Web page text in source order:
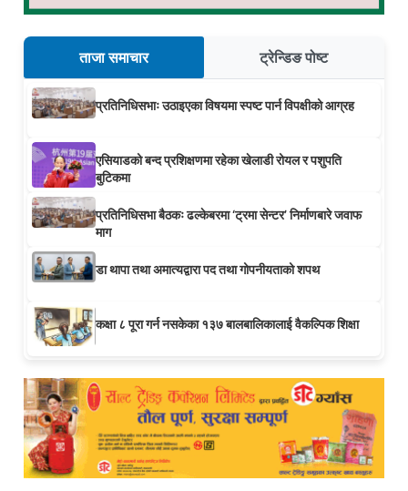
ताजा समाचार ट्रेन्डिङ पोष्ट
प्रतिनिधिसभाः उठाइएका विषयमा स्पष्ट पार्न विपक्षीको आग्रह
एसियाडको बन्द प्रशिक्षणमा रहेका खेलाडी रोयल र पशुपति
बुटिकमा
प्रतिनिधिसभा बैठकः ढल्केबरमा ‘ट्रमा सेन्टर’ निर्माणबारे जवाफ
माग
डा थापा तथा अमात्यद्वारा पद तथा गोपनीयताको शपथ
कक्षा ८ पूरा गर्न नसकेका १३७ बालबालिकालाई वैकल्पिक शिक्षा